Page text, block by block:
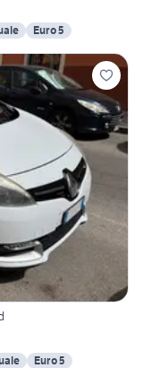
Euro 5
Euro 5